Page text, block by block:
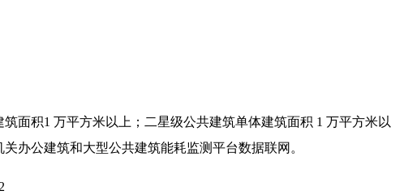
面积1 万平方米以上；二星级公共建筑单体建筑面积 1 万平方米以
办公建筑和大型公共建筑能耗监测平台数据联网。